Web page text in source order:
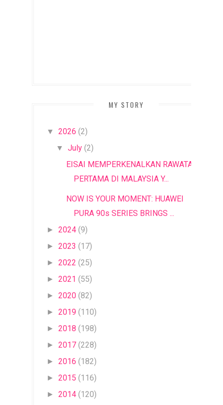
MY STORY
▼ 2026 (2)
▼ July (2)
EISAI MEMPERKENALKAN RAWATAN
PERTAMA DI MALAYSIA Y...
NOW IS YOUR MOMENT: HUAWEI
PURA 90s SERIES BRINGS ...
► 2024 (9)
► 2023 (17)
► 2022 (25)
► 2021 (55)
► 2020 (82)
► 2019 (110)
► 2018 (198)
► 2017 (228)
► 2016 (182)
► 2015 (116)
► 2014 (120)